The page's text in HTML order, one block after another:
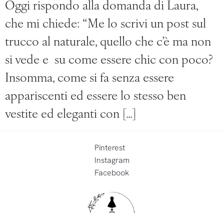
Oggi rispondo alla domanda di Laura,
che mi chiede: “Me lo scrivi un post sul
trucco al naturale, quello che c’è ma non
si vede e su come essere chic con poco?
Insomma, come si fa senza essere
appariscenti ed essere lo stesso ben
vestite ed eleganti con […]
Pinterest
Instagram
Facebook